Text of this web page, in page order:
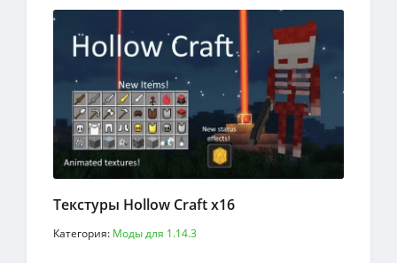
Текстуры Hollow Craft x16
Категория: Моды для 1.14.3